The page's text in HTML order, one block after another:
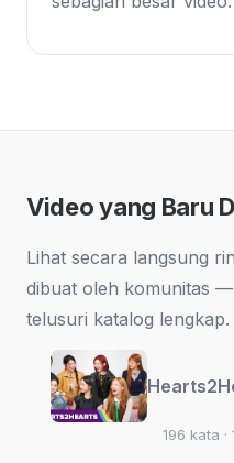
Video yang Baru
Lihat secara langsung
dibuat oleh komunitas
telusuri katalog lengkap.
196 kata ·